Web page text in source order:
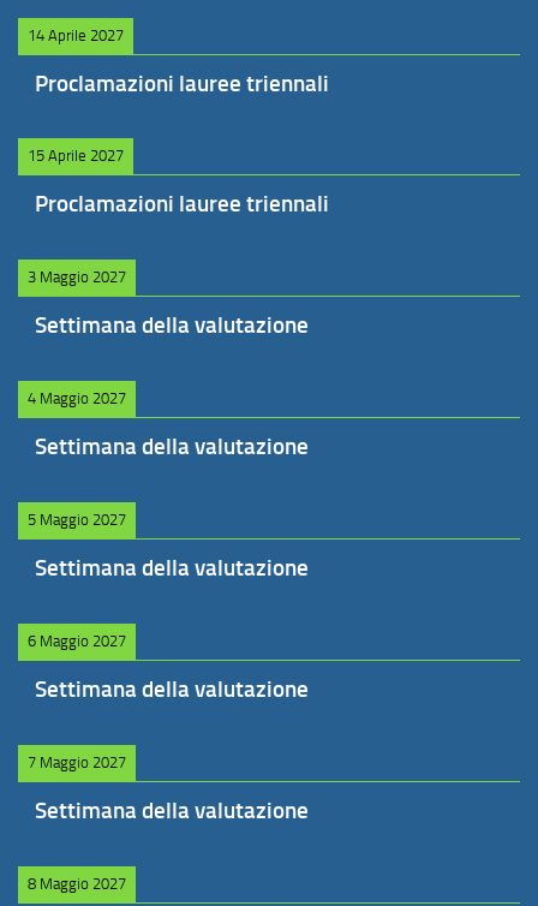
14 Aprile 2027
Proclamazioni lauree triennali
15 Aprile 2027
Proclamazioni lauree triennali
3 Maggio 2027
Settimana della valutazione
4 Maggio 2027
Settimana della valutazione
5 Maggio 2027
Settimana della valutazione
6 Maggio 2027
Settimana della valutazione
7 Maggio 2027
Settimana della valutazione
8 Maggio 2027